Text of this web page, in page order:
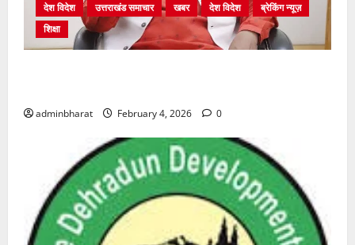
देश विदेश उत्तराखंड समाचार खबर देश विदेश
ब्रेकिंग न्यूज़
शिक्षा
adminbharat February 4, 2026 0